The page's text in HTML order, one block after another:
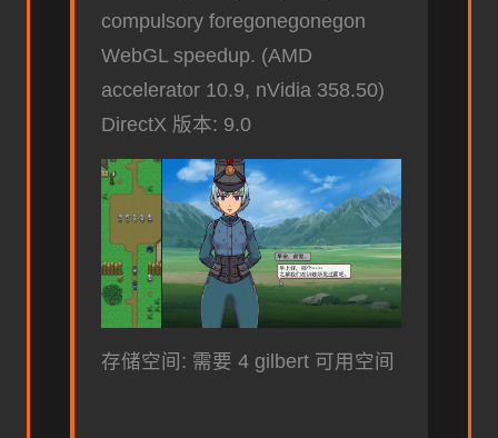
compulsory foregonegonegon
WebGL speedup. (AMD
accelerator 10.9, nVidia 358.50)
DirectX 版本: 9.0
存储空间: 需要 4 gilbert 可用空间